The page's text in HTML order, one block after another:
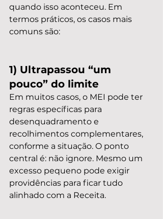
quando isso aconteceu. Em
termos práticos, os casos mais
comuns são:
1) Ultrapassou “um
pouco” do limite
Em muitos casos, o MEI pode ter
regras específicas para
desenquadramento e
recolhimentos complementares,
conforme a situação. O ponto
central é: não ignore. Mesmo um
excesso pequeno pode exigir
providências para ficar tudo
alinhado com a Receita.